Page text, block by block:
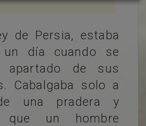
de Persia, estaba
un día cuando se
apartado de sus
Cabalgaba solo a
una pradera y
que un hombre